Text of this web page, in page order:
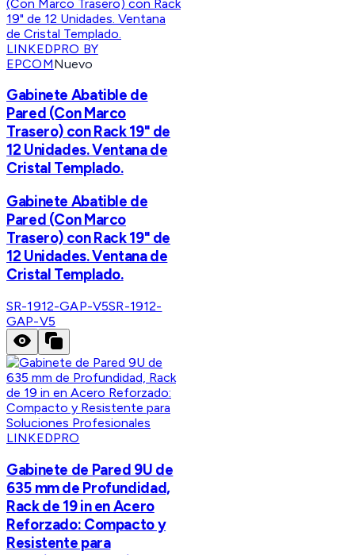
LINKEDPRO BY
EPCOMNuevo
Gabinete Abatible de
Pared (Con Marco
Trasero) con Rack 19" de
12 Unidades. Ventana de
Cristal Templado.
Gabinete Abatible de
Pared (Con Marco
Trasero) con Rack 19" de
12 Unidades. Ventana de
Cristal Templado.
SR-1912-GAP-V5SR-1912-
GAP-V5
LINKEDPRO
Gabinete de Pared 9U de
635 mm de Profundidad,
Rack de 19 in en Acero
Reforzado: Compacto y
Resistente para